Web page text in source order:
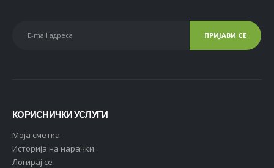
КОРИСНИЧКИ УСЛУГИ
Moja сметка
Историја на нарачки
Логирај се